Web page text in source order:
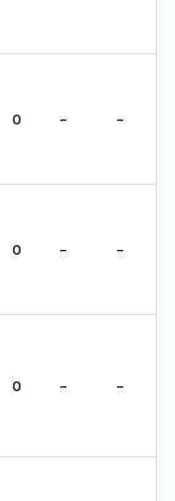
0 - -
0 - -
0 - -